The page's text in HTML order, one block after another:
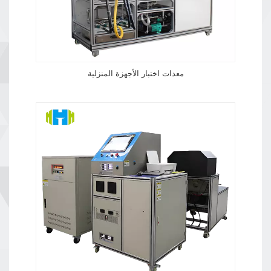
حواجز التواصل بين الأقسام، ويسمح للموظفين
بتبادل الأفكار والخبرات في أي وقت. ←هذه هي
منطقة مكتب موظفينا. غرفة البحث والتطوير:
محرك مدفوع بالابتكارتُعد غرفة البحث والتطوير
الكهرباء والميكانيكا والتحكم في الاتصالات
والميكانيكا والسوائل. وهي مجهزة بمعدات
تجريبية متطورة وأجهزة تحليلية، مما يوفر بيئة
بحثية مثالية للباحثين العلميين. في إطار عملية
البحث والتطوير، يستخدم الباحثون العلميون
أحدث التقنيات لإجراء أبحاث معمقة وفقًا
لمتطلبات المشاريع المختلفة. سواءً كان الأمر
يتعلق بتطوير معدات اختبار جديدة أو تحسين
أداء المنتج وتطويره، يبذل فريق البحث والتطوير
معدات اختبار الأجهزة المنزلية